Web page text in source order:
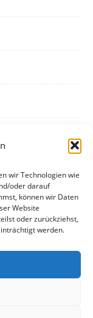
wir Technologien wie
oder darauf
können wir Daten
Website
oder zurückziehst,
werden.